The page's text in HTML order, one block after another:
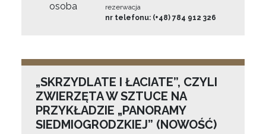
osoba
rezerwacja
nr telefonu: (+48) 784 912 326
„SKRZYDLATE I ŁACIATE”, CZYLI
ZWIERZĘTA W SZTUCE NA
PRZYKŁADZIE „PANORAMY
SIEDMIOGRODZKIEJ” (NOWOŚĆ)